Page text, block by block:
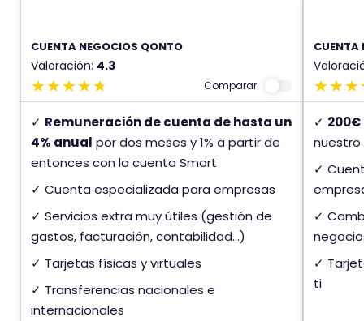
CUENTA NEGOCIOS QONTO
Valoración: 4.3
Comparar
✓ Remuneración de cuenta de hasta un
4% anual por dos meses y 1% a partir de
entonces con la cuenta Smart
✓ Cuenta especializada para empresas
✓ Servicios extra muy útiles (gestión de
gastos, facturación, contabilidad...)
✓ Tarjetas físicas y virtuales
✓ Transferencias nacionales e
internacionales
CUENTA
✓
✓
✓
✓
ti